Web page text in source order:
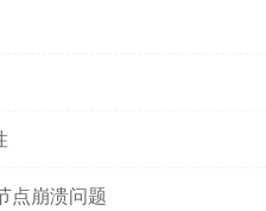
点崩溃问题